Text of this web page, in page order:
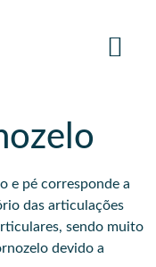
e pé corresponde a
das articulações
sendo muito
devido a